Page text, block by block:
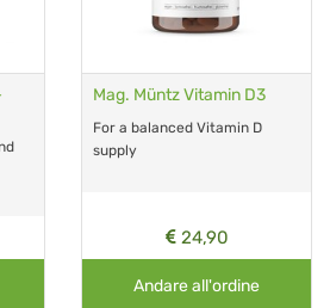
Mag. Müntz Vitamin D3
For a balanced Vitamin D
supply
24,90
Andare all'ordine